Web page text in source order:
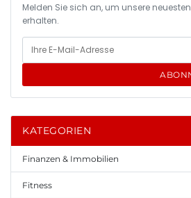
Melden Sie sich an, um unsere
erhalten.
KATEGORIEN
Finanzen & Immobilien
Fitness